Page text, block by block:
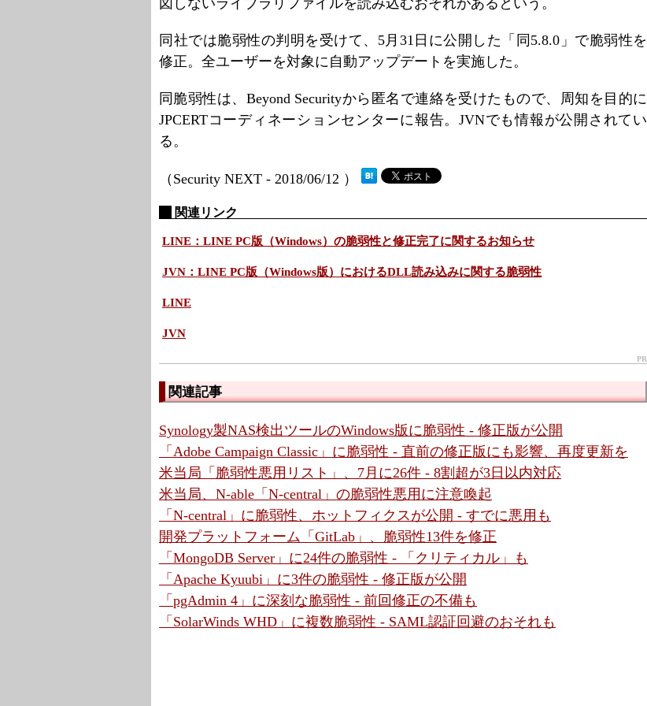
図しないライブラリファイルを読み込むおそれがあるという。
同社では脆弱性の判明を受けて、5月31日に公開した「同5.8.0」で脆弱性を
修正。全ユーザーを対象に自動アップデートを実施した。
同脆弱性は、Beyond Securityから匿名で連絡を受けたもので、周知を目的に
JPCERTコーディネーションセンターに報告。JVNでも情報が公開されてい
る。
（Security NEXT - 2018/06/12 ）
関連リンク
LINE：LINE PC版（Windows）の脆弱性と修正完了に関するお知らせ
JVN：LINE PC版（Windows版）におけるDLL読み込みに関する脆弱性
LINE
JVN
PR
関連記事
Synology製NAS検出ツールのWindows版に脆弱性 - 修正版が公開
「Adobe Campaign Classic」に脆弱性 - 直前の修正版にも影響、再度更新を
米当局「脆弱性悪用リスト」、7月に26件 - 8割超が3日以内対応
米当局、N-able「N-central」の脆弱性悪用に注意喚起
「N-central」に脆弱性、ホットフィクスが公開 - すでに悪用も
開発プラットフォーム「GitLab」、脆弱性13件を修正
「MongoDB Server」に24件の脆弱性 - 「クリティカル」も
「Apache Kyuubi」に3件の脆弱性 - 修正版が公開
「pgAdmin 4」に深刻な脆弱性 - 前回修正の不備も
「SolarWinds WHD」に複数脆弱性 - SAML認証回避のおそれも